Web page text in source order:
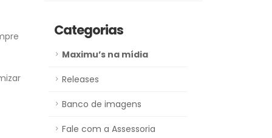
Categorias
Maximu’s na mídia
Releases
Banco de imagens
Fale com a Assessoria